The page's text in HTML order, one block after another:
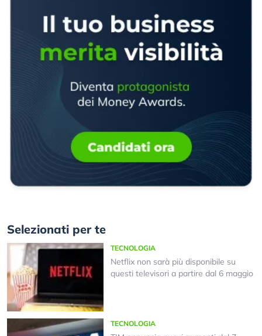
Selezionati per te
TECNOLOGIA
Netflix non sarà più disponibile su
questi televisori a partire dal 6 maggio
TECNOLOGIA